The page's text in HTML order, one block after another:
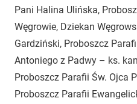
Pani Halina Ulińska,
Węgrowie, Dziekan
Gardziński, Proboszcz
Antoniego z Padwy – ks.
Proboszcz Parafii Św. Ojca
Proboszcz Parafii